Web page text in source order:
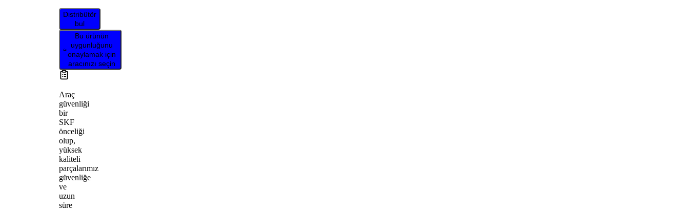
Distribütör
bul
Bu ürünün
uygunluğunu
onaylamak için
aracınızı seçin
Araç
güvenliği
bir
SKF
önceliği
olup,
yüksek
kaliteli
parçalarımız
güvenliğe
ve
uzun
süre